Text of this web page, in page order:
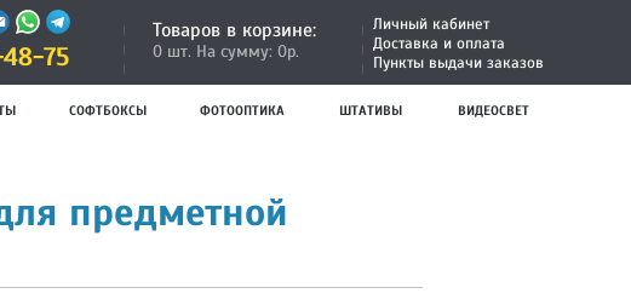
Личный кабинет
Доставка и оплата
Пункты выдачи заказов
Товаров в корзине:
0 шт. На сумму: 0р.
48-75
СОФТБОКСЫ ФОТООПТИКА ШТАТИВЫ ВИДЕОСВЕТ
предметной